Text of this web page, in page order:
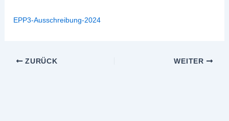
EPP3-Ausschreibung-2024
ZURÜCK WEITER